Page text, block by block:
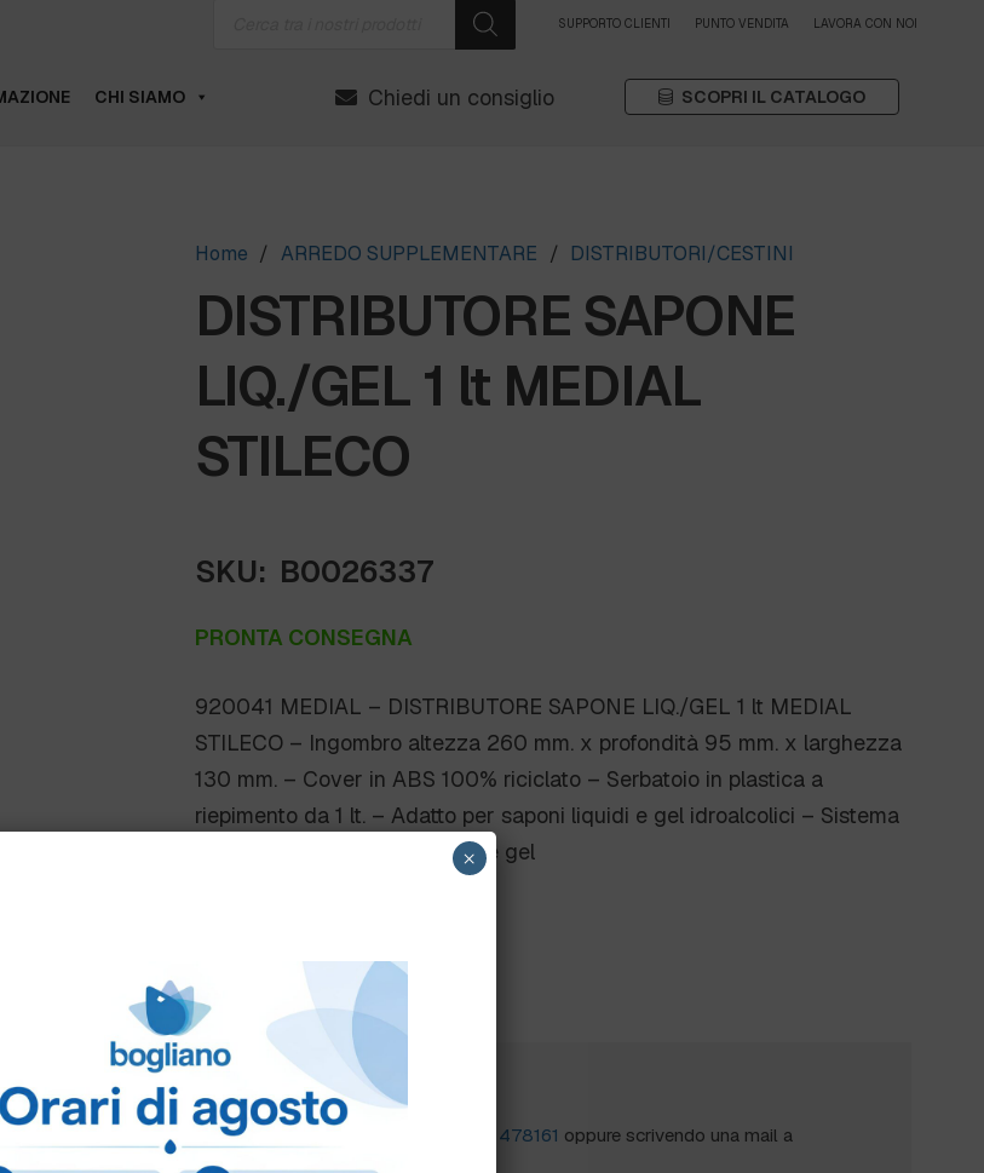
SUPPORTO CLIENTI PUNTO VENDITA LAVORA CON NOI
CHI SIAMO Chiedi un consiglio SCOPRI IL CATALOGO
Home / ARREDO SUPPLEMENTARE / DISTRIBUTORI/CESTINI
DISTRIBUTORE SAPONE
LIQ./GEL 1 lt MEDIAL
STILECO
SKU: B0026337
PRONTA CONSEGNA
920041 MEDIAL – DISTRIBUTORE SAPONE LIQ./GEL 1 lt MEDIAL
STILECO – Ingombro altezza 260 mm. x profondità 95 mm. x larghezza
130 mm. – Cover in ABS 100% riciclato – Serbatoio in plastica a
riepimento da 1 lt. – Adatto per saponi liquidi e gel idroalcolici – Sistema
d’erogazione “push” – liquido e gel
Come ordinare?
Puoi ordinare chiamando al 0172 478161 oppure scrivendo una mail a
×